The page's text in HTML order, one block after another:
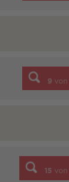
9 von
15 von